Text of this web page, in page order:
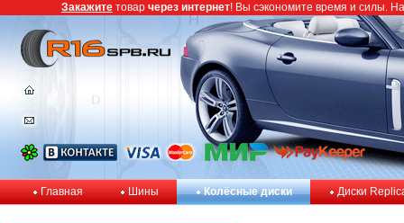
Главная Шины Колёсные диски Диски
Закажите товар через интернет! Вы сэкономите время и силы.